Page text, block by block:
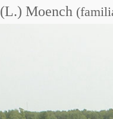
(L.) Moench (